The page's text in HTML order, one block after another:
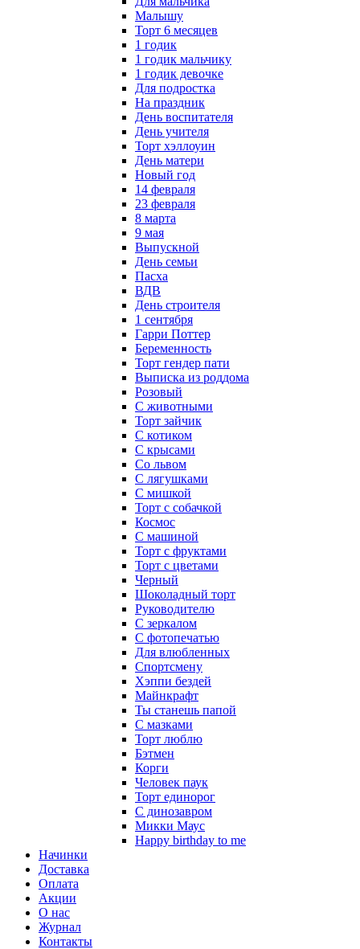
Малышу
Торт 6 месяцев
1 годик
1 годик мальчику
1 годик девочке
Для подростка
На праздник
День воспитателя
День учителя
Торт хэллоуин
День матери
Новый год
14 февраля
23 февраля
8 марта
9 мая
Выпускной
День семьи
Пасха
ВДВ
День строителя
1 сентября
Гарри Поттер
Беременность
Торт гендер пати
Выписка из роддома
Розовый
С животными
Торт зайчик
С котиком
С крысами
Со львом
С лягушками
С мишкой
Торт с собачкой
Космос
С машиной
Торт с фруктами
Торт с цветами
Черный
Шоколадный торт
Руководителю
С зеркалом
С фотопечатью
Для влюбленных
Спортсмену
Хэппи бездей
Майнкрафт
Ты станешь папой
С мазками
Торт люблю
Бэтмен
Корги
Человек паук
Торт единорог
С динозавром
Микки Маус
Happy birthday to me
Начинки
Доставка
Оплата
Акции
О нас
Журнал
Контакты